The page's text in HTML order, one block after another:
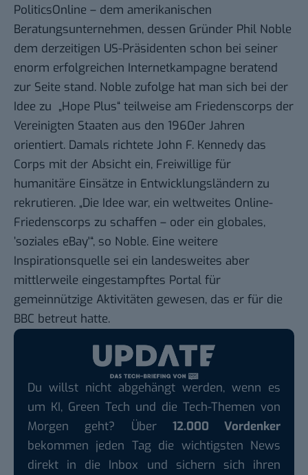
PoliticsOnline – dem amerikanischen
Beratungsunternehmen, dessen Gründer Phil Noble
dem derzeitigen US-Präsidenten schon bei seiner
enorm erfolgreichen Internetkampagne beratend
zur Seite stand. Noble zufolge hat man sich bei der
Idee zu „Hope Plus“ teilweise am Friedenscorps der
Vereinigten Staaten aus den 1960er Jahren
orientiert. Damals richtete John F. Kennedy das
Corps mit der Absicht ein, Freiwillige für
humanitäre Einsätze in Entwicklungsländern zu
rekrutieren. „Die Idee war, ein weltweites Online-
Friedenscorps zu schaffen – oder ein globales,
’soziales eBay'“, so Noble. Eine weitere
Inspirationsquelle sei ein landesweites aber
mittlerweile eingestampftes Portal für
gemeinnützige Aktivitäten gewesen, das er für die
BBC betreut hatte.
Du willst nicht abgehängt werden, wenn es
um KI, Green Tech und die Tech-Themen von
Morgen geht? Über 12.000 Vordenker
bekommen jeden Tag die wichtigsten News
direkt in die Inbox und sichern sich ihren